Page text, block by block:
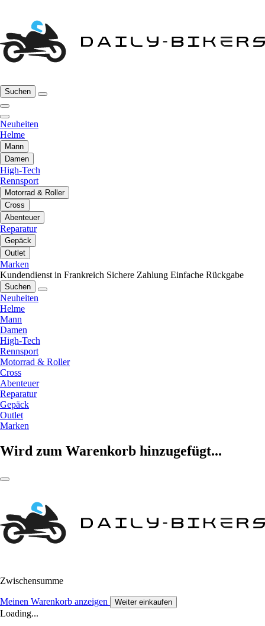
Suchen
Neuheiten
Helme
Mann
Damen
High-Tech
Rennsport
Motorrad & Roller
Cross
Abenteuer
Reparatur
Gepäck
Outlet
Marken
Kundendienst in Frankreich Sichere Zahlung Einfache Rückgabe
Suchen
Neuheiten
Helme
Mann
Damen
High-Tech
Rennsport
Motorrad & Roller
Cross
Abenteuer
Reparatur
Gepäck
Outlet
Marken
Wird zum Warenkorb hinzugefügt...
Zwischensumme
Meinen Warenkorb anzeigen Weiter einkaufen
Loading...